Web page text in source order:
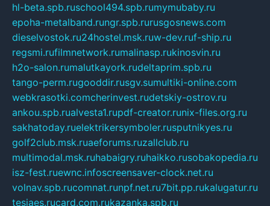
hl-beta.spb.ruschool494.spb.rumymubaby.ru
epoha-metalband.rungr.spb.rurusgosnews.com
dieselvostok.ru24hostel.msk.ruw-dev.ruf-ship.ru
regsmi.rufilmnetwork.rumalinasp.rukinosvin.ru
h2o-salon.rumalutkayork.rudeltaprim.spb.ru
tango-perm.rugooddir.rusgv.sumultiki-online.com
webkrasotki.comcherinvest.rudetskiy-ostrov.ru
ankou.spb.rualvesta1.rupdf-creator.runix-files.org.ru
sakhatoday.ruelektrikersymboler.rusputnikyes.ru
golf2club.msk.ruaeforums.ruzallclub.ru
multimodal.msk.ruhabaigry.ruhaikko.rusobakopedia.ru
isz-fest.ruewnc.infoscreensaver-clock.net.ru
volnav.spb.rucomnat.runpf.net.ru7bit.pp.rukalugatur.ru
tesiaes.rucard.com.rukazanka.spb.ru